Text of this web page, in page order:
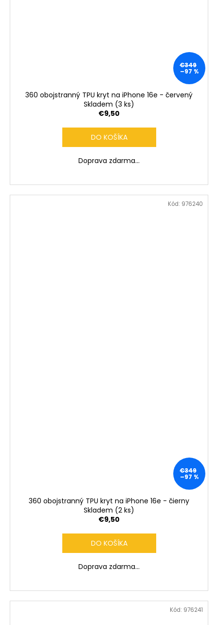
€349
–97 %
360 obojstranný TPU kryt na iPhone 16e - červený
Skladem (3 ks)
€9,50
DO KOŠÍKA
Doprava zdarma...
€349
–97 %
360 obojstranný TPU kryt na iPhone 16e - čierny
Skladem (2 ks)
€9,50
DO KOŠÍKA
Doprava zdarma...
Kód: 976240
Kód: 976241